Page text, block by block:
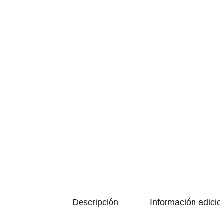
Descripción Información